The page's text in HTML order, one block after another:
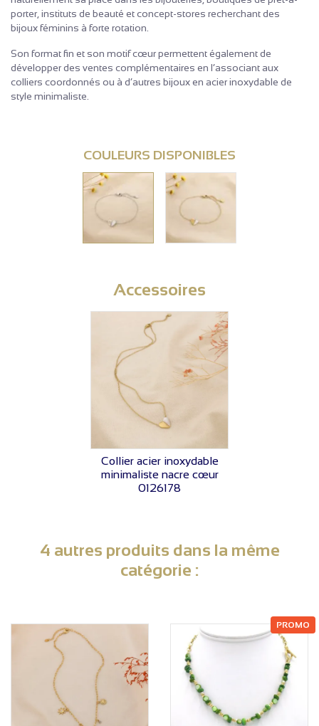
porter, instituts de beauté et concept-stores recherchant des
bijoux féminins à forte rotation.
Son format fin et son motif cœur permettent également de
développer des ventes complémentaires en l’associant aux
colliers coordonnés ou à d’autres bijoux en acier inoxydable de
style minimaliste.
COULEURS DISPONIBLES
Accessoires
VOIR LE PRIX
Collier acier inoxydable
minimaliste nacre cœur
0126178
4 autres produits dans la même
catégorie :
PROMO